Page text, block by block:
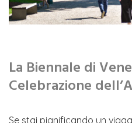
La Biennale di
Celebrazione
Se stai pianificando un